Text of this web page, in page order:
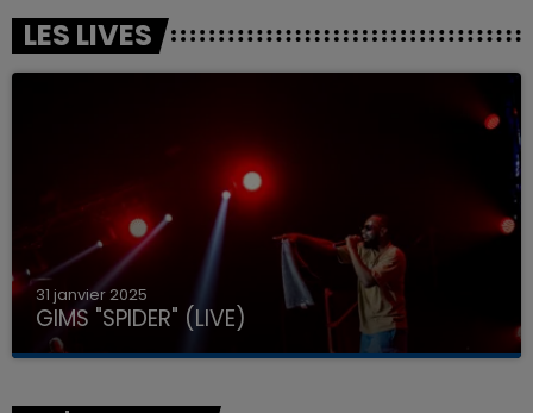
LES LIVES
31 janvier 2025
GIMS "SPIDER" (LIVE)